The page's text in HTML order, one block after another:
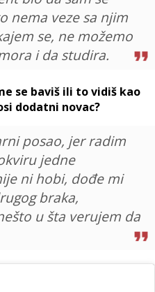
nema veze sa njim
se, ne možemo
i da studira.
se baviš ili to vidiš kao
dodatni novac?
posao, jer radim
jedne
ni hobi, dođe mi
braka,
u šta verujem da